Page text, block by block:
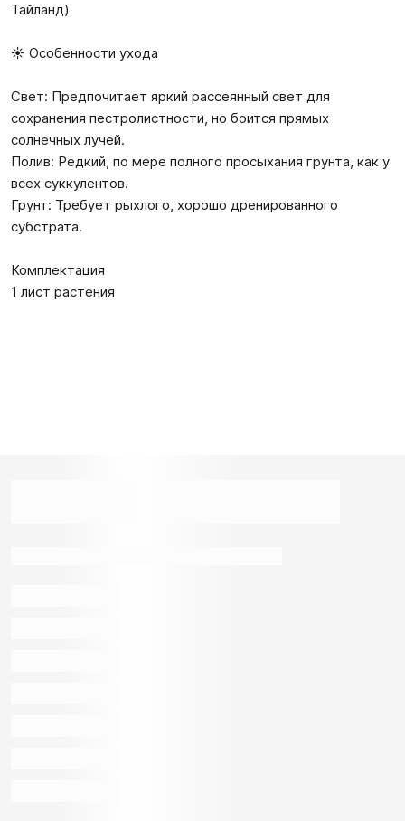
Тайланд)
☀️ Особенности ухода
Свет: Предпочитает яркий рассеянный свет для
сохранения пестролистности, но боится прямых
солнечных лучей.
Полив: Редкий, по мере полного просыхания грунта, как у
всех суккулентов.
Грунт: Требует рыхлого, хорошо дренированного
субстрата.
Комплектация
1 лист растения